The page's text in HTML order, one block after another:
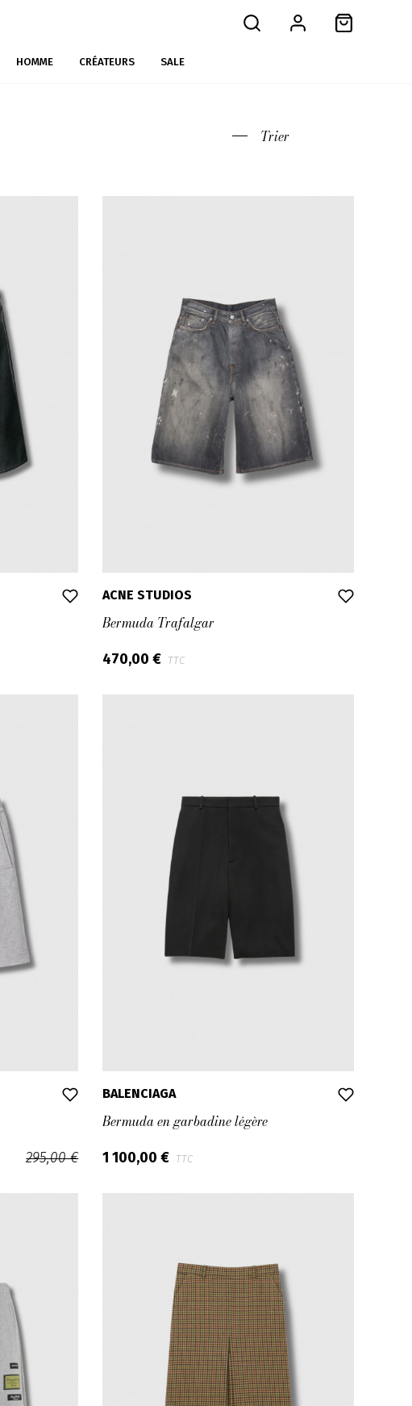
HOMME CRÉATEURS SALE
ACNE STUDIOS
Bermuda Trafalgar
470,00 € TTC
295,00 €
BALENCIAGA
Bermuda en garbadine légère
1 100,00 € TTC